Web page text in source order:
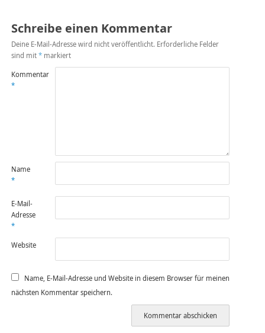
Schreibe einen Kommentar
Deine E-Mail-Adresse wird nicht veröffentlicht. Erforderliche Felder
sind mit *markiert
Kommentar
*
Name
*
E-Mail-
Adresse
*
Website
Name, E-Mail-Adresse und Website in diesem Browser für meinen
nächsten Kommentar speichern.